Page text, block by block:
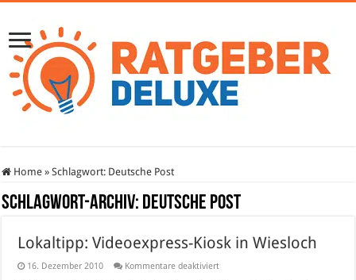
Home » Schlagwort: Deutsche Post
Schlagwort-Archiv: Deutsche Post
Lokaltipp: Videoexpress-Kiosk in Wiesloch
16. Dezember 2010 Kommentare deaktiviertfür